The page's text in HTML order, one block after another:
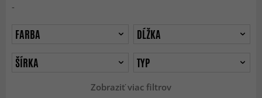
-
Zobraziť viac filtrov
FARBA
DĹŽKA
ŠÍRKA
TYP